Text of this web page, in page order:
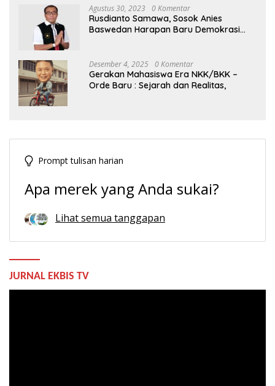
Agustus 30, 2023 0 Komentar
Rusdianto Samawa, Sosok Anies
Baswedan Harapan Baru Demokrasi
Desember 4, 2025 0 Komentar
Gerakan Mahasiswa Era NKK/BKK –
Orde Baru : Sejarah dan Realitas,
Prompt tulisan harian
Apa merek yang Anda sukai?
Lihat semua tanggapan
JURNAL EKBIS TV